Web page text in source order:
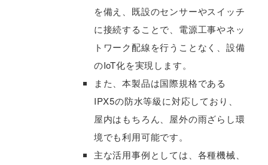
を備え、既設のセンサーやスイッチ
に接続することで、電源工事やネッ
トワーク配線を行うことなく、設備
のIoT化を実現します。
また、本製品は国際規格である
IPX5の防水等級に対応しており、
屋内はもちろん、屋外の雨ざらし環
境でも利用可能です。
主な活用事例としては、各種機械、